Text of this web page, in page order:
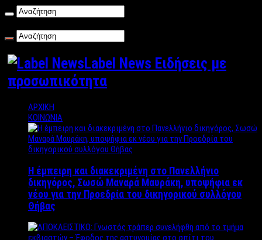
Label News Ειδήσεις με
προσωπικότητα
ΑΡΧΙΚΗ
ΚΟΙΝΩΝΙΑ
Η έμπειρη και διακεκριμένη στο Πανελλήνιο
δικηγόρος, Σωσώ Μαναρά Μαυράκη, υποψήφια εκ
νέου για την Προεδρία του δικηγορικού συλλόγου
Θήβας